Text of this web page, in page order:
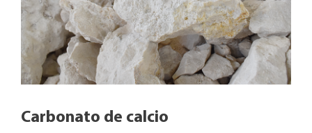
Carbonato de calcio